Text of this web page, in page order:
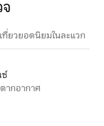
ที่ยวยอดนิยมในละแวก
ซ์
ากอากาศ